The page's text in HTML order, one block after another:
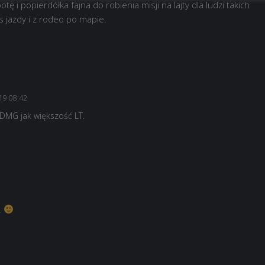
i popierdółka fajna do robienia misji na lajty dla ludzi takich
jazdy i z rodeo po mapie.
08:42
jak większość LT.